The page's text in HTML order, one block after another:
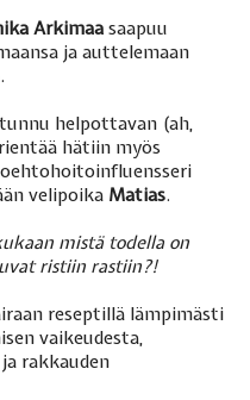
Arkimaasaapuu
ja auttelemaan
helpottavan (ah,
hätiin myös
velipoika Matias.
mistä todella on
ristiin rastiin?!
reseptillä lämpimästi
vaikeudesta,
rakkauden